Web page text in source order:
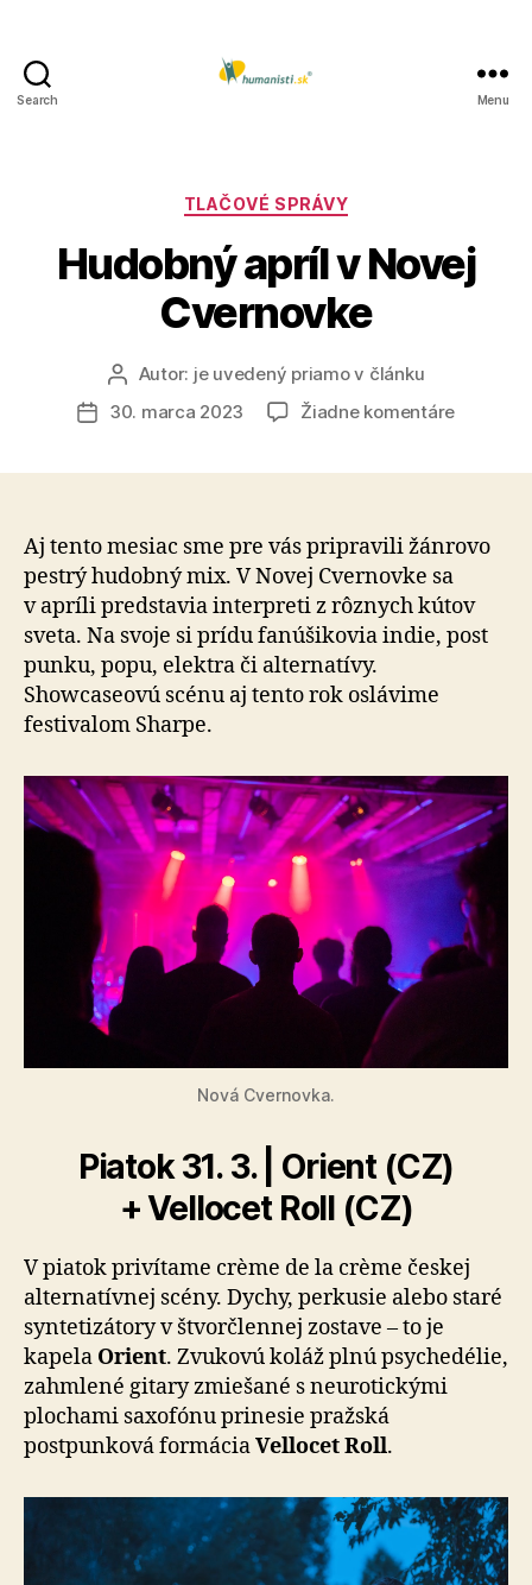
Search Menu
Kategórie
TLAČOVÉ SPRÁVY
Hudobný apríl v Novej
Cvernovke
Autor
článku
Autor: je uvedený priamo v článku
Dátum30. marca 2023 Žiadne komentárena
Aj tento mesiac sme pre vás pripravili žánrovo
pestrý hudobný mix. V Novej Cvernovke sa
v apríli predstavia interpreti z rôznych kútov
sveta. Na svoje si prídu fanúšikovia indie, post
punku, popu, elektra či alternatívy.
Showcaseovú scénu aj tento rok oslávime
festivalom Sharpe.
Nová Cvernovka.
Piatok 31. 3. | Orient (CZ)
+ Vellocet Roll (CZ)
V piatok privítame crème de la crème českej
alternatívnej scény. Dychy, perkusie alebo staré
syntetizátory v štvorčlennej zostave – to je
kapela Orient. Zvukovú koláž plnú psychedélie,
zahmlené gitary zmiešané s neurotickými
plochami saxofónu prinesie pražská
postpunková formáciaVellocet Roll.